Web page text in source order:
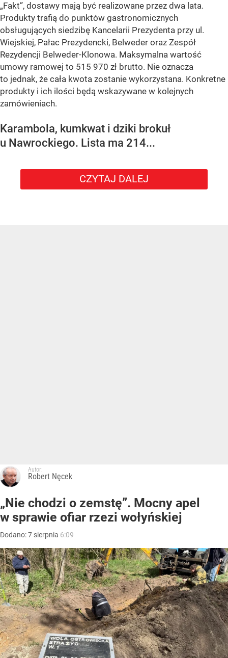
„Fakt”, dostawy mają być realizowane przez dwa lata.
Produkty trafią do punktów gastronomicznych
obsługujących siedzibę Kancelarii Prezydenta przy ul.
Wiejskiej, Pałac Prezydencki, Belweder oraz Zespół
Rezydencji Belweder-Klonowa. Maksymalna wartość
umowy ramowej to 515 970 zł brutto. Nie oznacza
to jednak, że cała kwota zostanie wykorzystana. Konkretne
produkty i ich ilości będą wskazywane w kolejnych
zamówieniach.
Karambola, kumkwat i dziki brokuł
u Nawrockiego. Lista ma 214...
CZYTAJ DALEJ
Autor:
Robert Nęcek
„Nie chodzi o zemstę”. Mocny apel
w sprawie ofiar rzezi wołyńskiej
Dodano:7 sierpnia 6:09